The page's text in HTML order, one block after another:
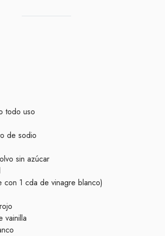
todo uso
de sodio
sin azúcar
con 1 cda de vinagre blanco)
vainilla